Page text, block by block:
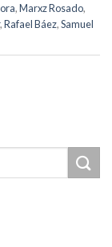
,Marxz Rosado,
,Rafael Báez,Samuel